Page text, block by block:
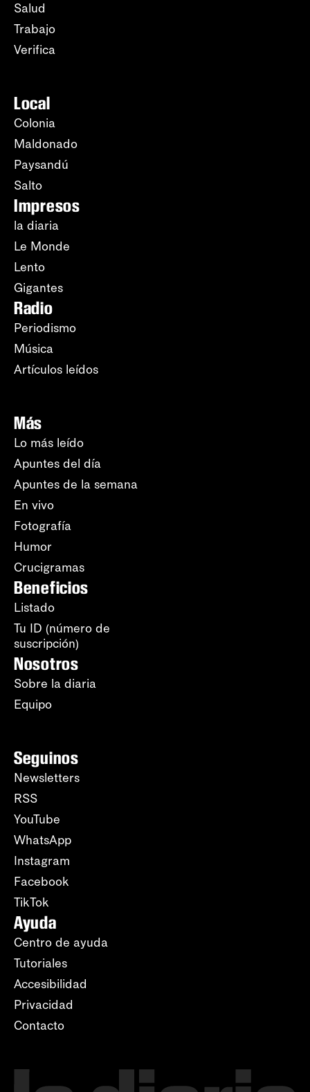
Salud
Trabajo
Verifica
Local
Colonia
Maldonado
Paysandú
Salto
Impresos
la diaria
Le Monde
Lento
Gigantes
Radio
Periodismo
Música
Artículos leídos
Más
Lo más leído
Apuntes del día
Apuntes de la semana
En vivo
Fotografía
Humor
Crucigramas
Beneficios
Listado
Tu ID (número de
suscripción)
Nosotros
Sobre la diaria
Equipo
Seguinos
Newsletters
RSS
YouTube
WhatsApp
Instagram
Facebook
TikTok
Ayuda
Centro de ayuda
Tutoriales
Accesibilidad
Privacidad
Contacto